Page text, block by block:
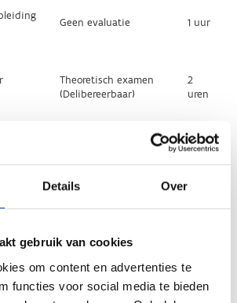
Details Over
gebruik van cookies
om content en advertenties te
functies voor social media te bieden